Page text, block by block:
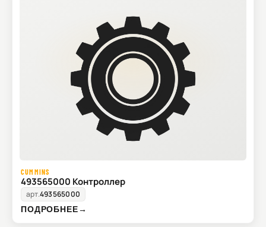
CUMMINS
493565000 Контроллер
арт.493565000
ПОДРОБНЕЕ→